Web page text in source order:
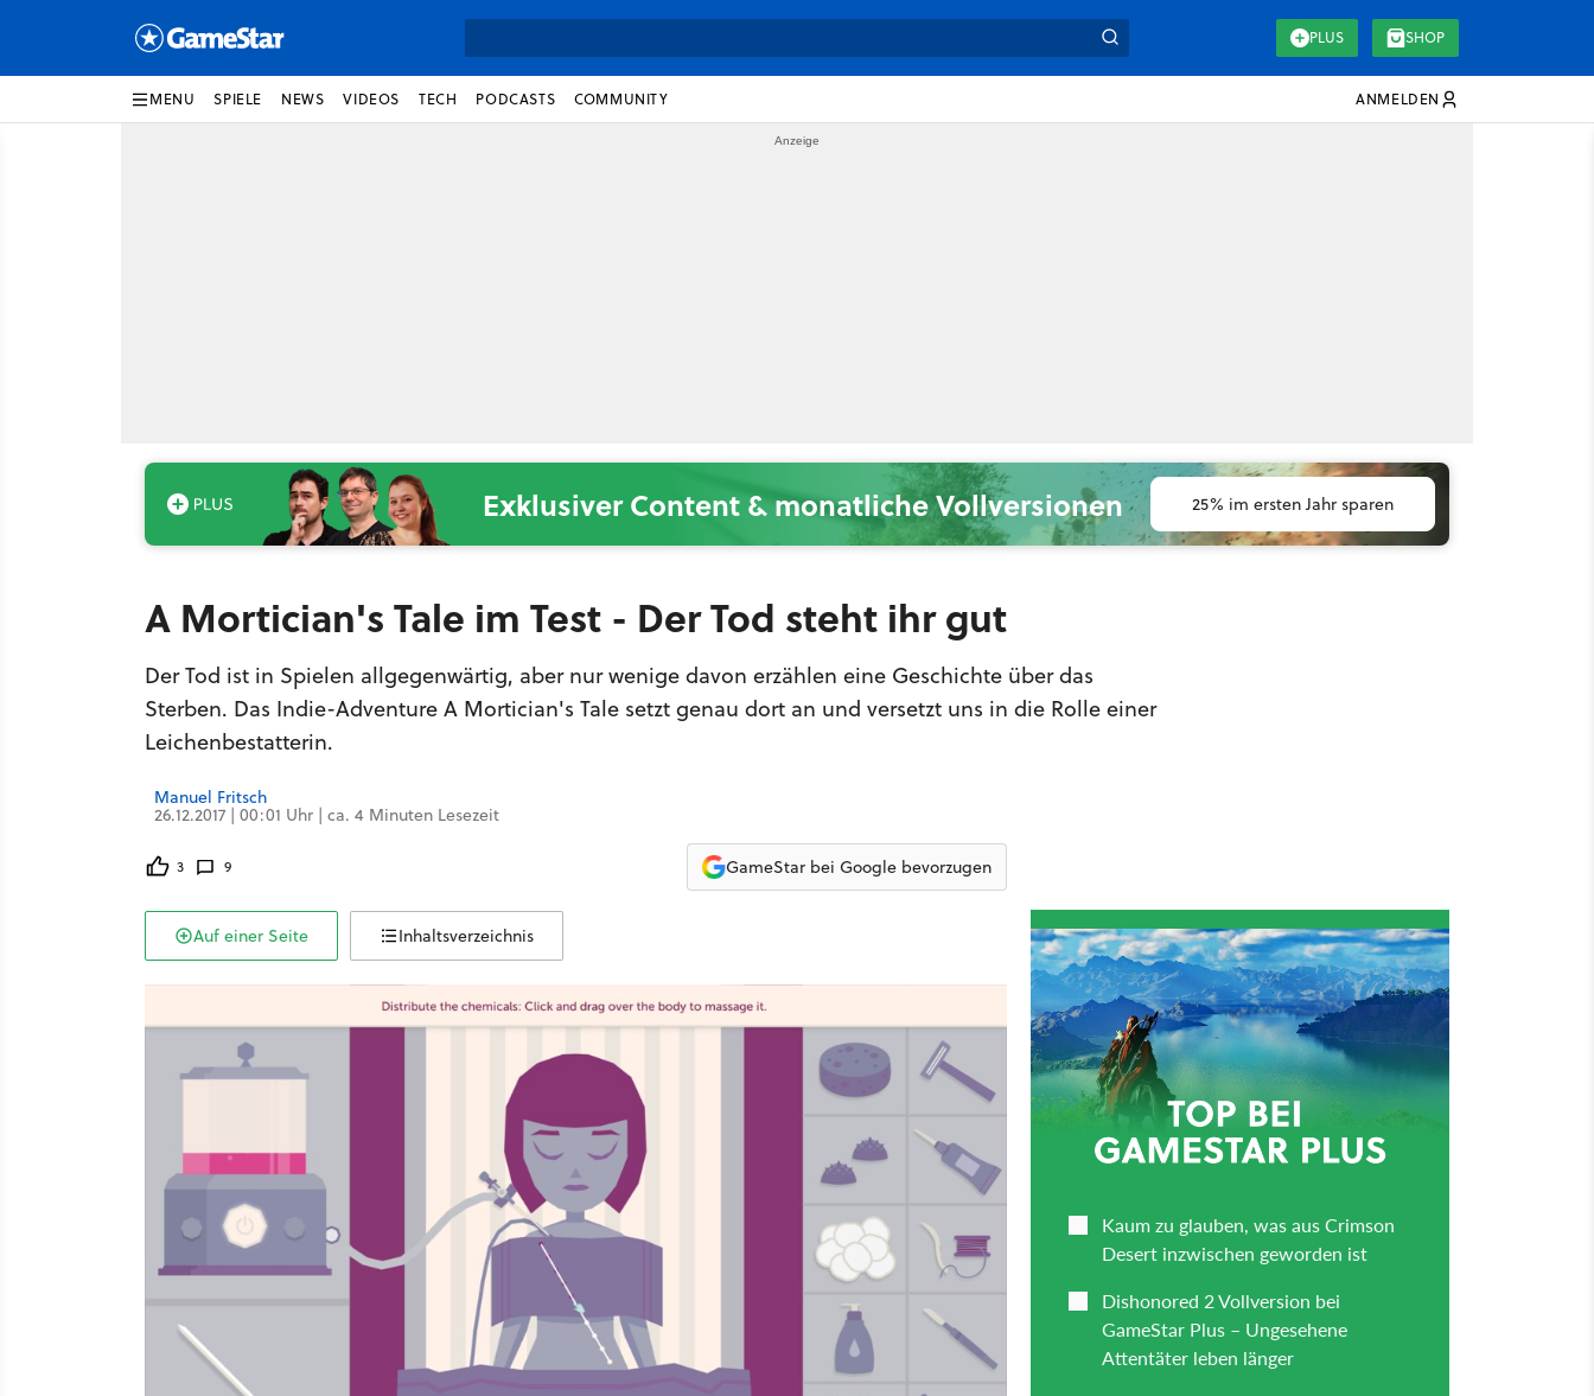
PLUS SHOP
MENU SPIELE NEWS VIDEOS TECH PODCASTS COMMUNITY ANMELDEN
Exklusiver Content & monatliche Vollversionen 25% im ersten Jahr sparen
A Mortician's Tale im Test - Der Tod steht ihr gut
Der Tod ist in Spielen allgegenwärtig, aber nur wenige davon erzählen eine Geschichte über das
Sterben. Das Indie-Adventure A Mortician's Tale setzt genau dort an und versetzt uns in die Rolle einer
Leichenbestatterin.
Manuel Fritsch
26.12.2017 | 00:01 Uhr | ca. 4 Minuten Lesezeit
3 9 GameStar bei Google bevorzugen
Auf einer Seite Inhaltsverzeichnis